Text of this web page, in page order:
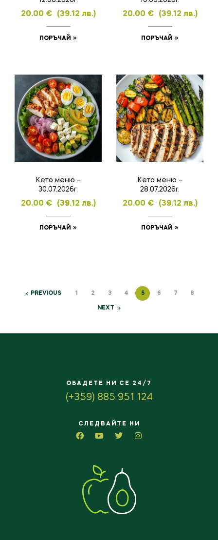
20.00 € (39.12 лв.)
ПОРЪЧАЙ
20.00 € (39.12 лв.)
ПОРЪЧАЙ
Кето меню –
30.07.2026г.
20.00 € (39.12 лв.)
ПОРЪЧАЙ
Кето меню –
28.07.2026г.
20.00 € (39.12 лв.)
ПОРЪЧАЙ
PREVIOUS 1 2 3 4 5 6 7 8
NEXT
ОБАДЕТЕ НИ СЕ 24/7
(+359) 885 951 124
СЛЕДВАЙТЕ НИ